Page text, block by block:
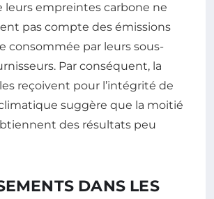
leurs empreintes carbone ne
pas compte des émissions
consommée par leurs sous-
Par conséquent, la
reçoivent pour l’intégrité de
suggère que la moitié
des résultats peu
DANS LES